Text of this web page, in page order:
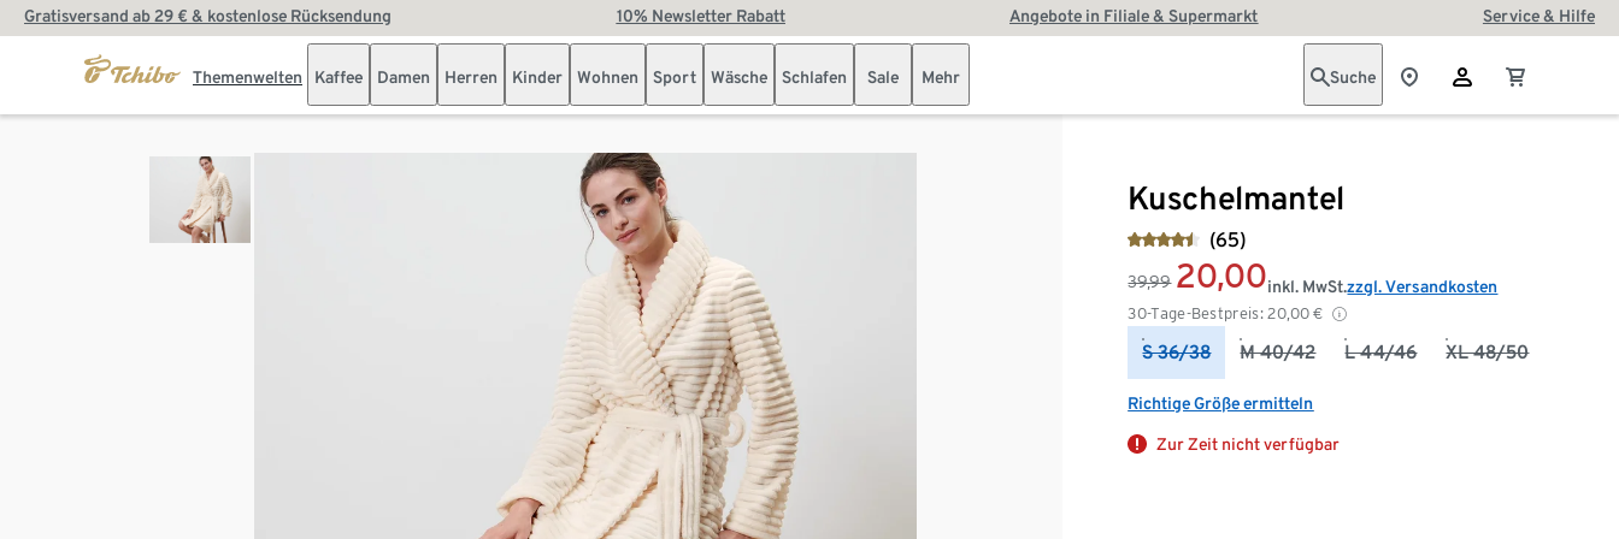
Gratisversand ab 29 € & kostenlose Rücksendung 10% Newsletter Rabatt Angebote in Filiale & Supermarkt Service & Hilfe
Themenwelten Kaffee Damen Herren Kinder Wohnen Sport Wäsche Schlafen Sale Mehr Suche
Kuschelmantel
(65)
39,99 20,00
30-Tage-Bestpreis: 20,00 €
inkl. MwSt.zzgl. Versandkosten
S 36/38 M 40/42 L 44/46 XL 48/50
Richtige Größe ermitteln
Zur Zeit nicht verfügbar